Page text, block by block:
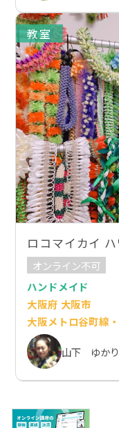
教室
ロコマイカイ
オンライン不可
ハンドメイド
大阪府 大阪市
大阪メトロ谷町線
山下 ゆかり